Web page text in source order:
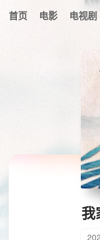
首页 电影 电视剧
我